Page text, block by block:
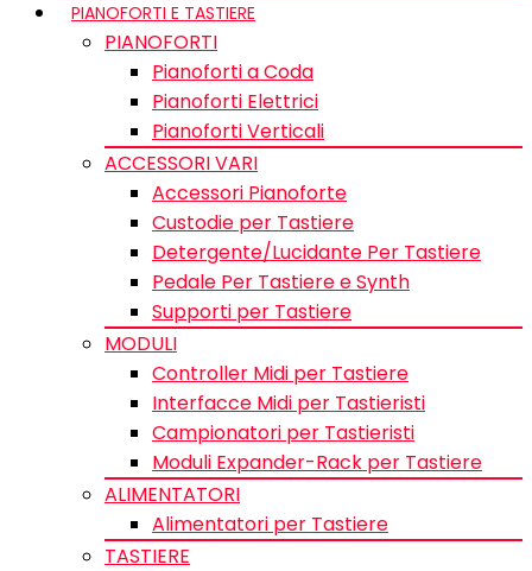
PIANOFORTI E TASTIERE
PIANOFORTI
Pianoforti a Coda
Pianoforti Elettrici
Pianoforti Verticali
ACCESSORI VARI
Accessori Pianoforte
Custodie per Tastiere
Detergente/Lucidante Per Tastiere
Pedale Per Tastiere e Synth
Supporti per Tastiere
MODULI
Controller Midi per Tastiere
Interfacce Midi per Tastieristi
Campionatori per Tastieristi
Moduli Expander-Rack per Tastiere
ALIMENTATORI
Alimentatori per Tastiere
TASTIERE